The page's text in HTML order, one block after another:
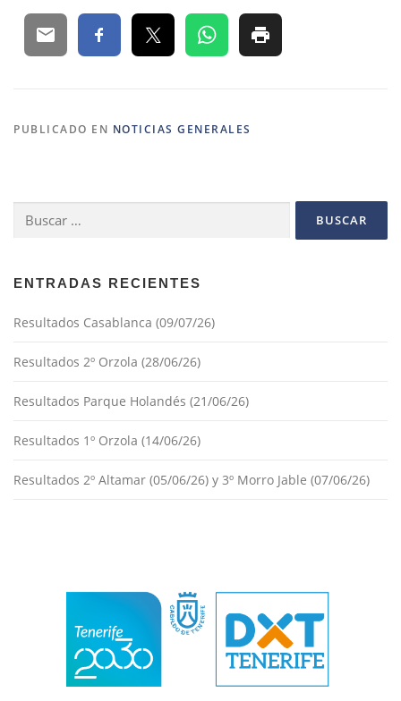
PUBLICADO EN NOTICIAS GENERALES
Buscar:
ENTRADAS RECIENTES
Resultados Casablanca (09/07/26)
Resultados 2º Orzola (28/06/26)
Resultados Parque Holandés (21/06/26)
Resultados 1º Orzola (14/06/26)
Resultados 2º Altamar (05/06/26) y 3º Morro Jable (07/06/26)